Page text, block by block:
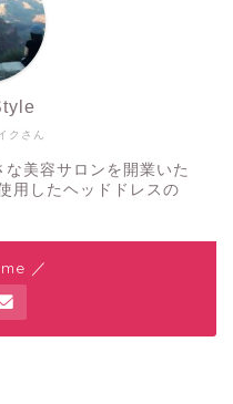
クさん
美容サロンを開業いた
用したヘッドドレスの
／